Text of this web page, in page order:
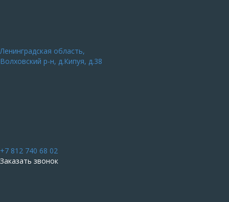
Ленинградская область,
Волховский р-н, д.Кипуя, д.38
+7 812 740 68 02
Заказать звонок